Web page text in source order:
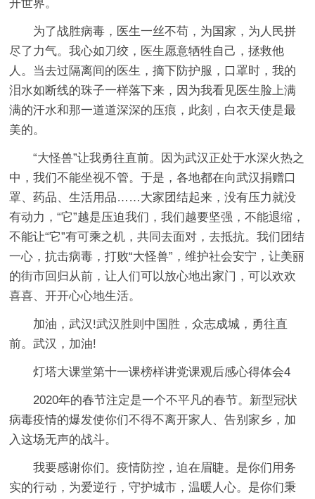
开世界。
为了战胜病毒，医生一丝不苟，为国家，为人民拼
尽了力气。我心如刀绞，医生愿意牺牲自己，拯救他
人。当去过隔离间的医生，摘下防护服，口罩时，我的
泪水如断线的珠子一样落下来，因为我看见医生脸上满
满的汗水和那一道道深深的压痕，此刻，白衣天使是最
美的。
“大怪兽”让我勇往直前。因为武汉正处于水深火热之
中，我们不能坐视不管。于是，各地都在向武汉捐赠口
罩、药品、生活用品……大家团结起来，没有压力就没
有动力，“它”越是压迫我们，我们越要坚强，不能退缩，
不能让“它”有可乘之机，共同去面对，去抵抗。我们团结
一心，抗击病毒，打败“大怪兽”，维护社会安宁，让美丽
的街市回归从前，让人们可以放心地出家门，可以欢欢
喜喜、开开心心地生活。
加油，武汉!武汉胜则中国胜，众志成城，勇往直
前。武汉，加油!
灯塔大课堂第十一课榜样讲党课观后感心得体会4
2020年的春节注定是一个不平凡的春节。新型冠状
病毒疫情的爆发使你们不得不离开家人、告别家乡，加
入这场无声的战斗。
我要感谢你们。疫情防控，迫在眉睫。是你们用务
实的行动，为爱逆行，守护城市，温暖人心。是你们秉